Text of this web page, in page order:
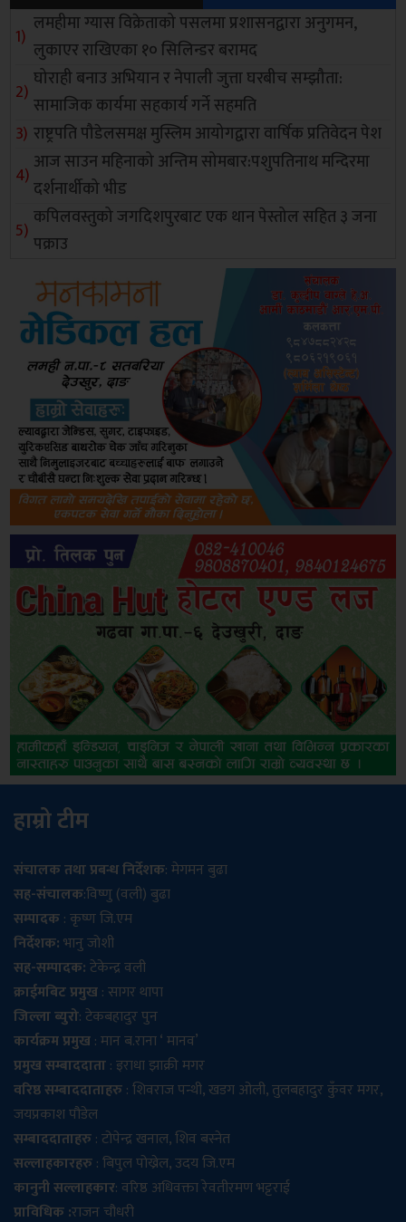
लमहीमा ग्यास विक्रेताको पसलमा प्रशासनद्वारा अनुगमन,
लुकाएर राखिएका १० सिलिन्डर बरामद
घोराही बनाउ अभियान र नेपाली जुत्ता घरबीच सम्झौता:
सामाजिक कार्यमा सहकार्य गर्ने सहमति
राष्ट्रपति पौडेलसमक्ष मुस्लिम आयोगद्वारा वार्षिक प्रतिवेदन पेश
आज साउन महिनाको अन्तिम सोमबार:पशुपतिनाथ मन्दिरमा
दर्शनार्थीको भीड
कपिलवस्तुको जगदिशपुरबाट एक थान पेस्तोल सहित ३ जना
पक्राउ
हाम्रो टीम
संचालक तथा प्रबन्ध निर्देशक: मेगमन बुढा
सह-संचालक:विष्णु (वली) बुढा
सम्पादक: कृष्ण जि.एम
निर्देशक:भानु जोशी
सह-सम्पादक:टेकेन्द्र वली
क्राईमबिट प्रमुख: सागर थापा
जिल्ला ब्युरो: टेकबहादुर पुन
कार्यक्रम प्रमुख: मान ब.राना ‘ मानव’
प्रमुख सम्बाददाता: इराधा झाक्री मगर
वरिष्ठ सम्बाददाताहरु: शिवराज पन्थी, खडग ओली, तुलबहादुर कुँवर मगर,
जयप्रकाश पौडेल
सम्बाददाताहरु: टोपेन्द्र खनाल, शिव बस्नेत
सल्लाहकारहरु: बिपुल पोख्रेल, उदय जि.एम
कानुनी सल्लाहकार: वरिष्ठ अधिवक्ता रेवतीरमण भट्टराई
प्राविधिक :राजन चौधरी